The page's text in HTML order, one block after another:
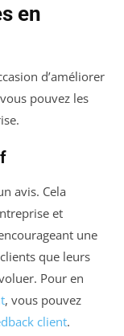
en
d’améliorer
pouvez les
avis. Cela
et
une
que leurs
Pour en
, vous pouvez
client.